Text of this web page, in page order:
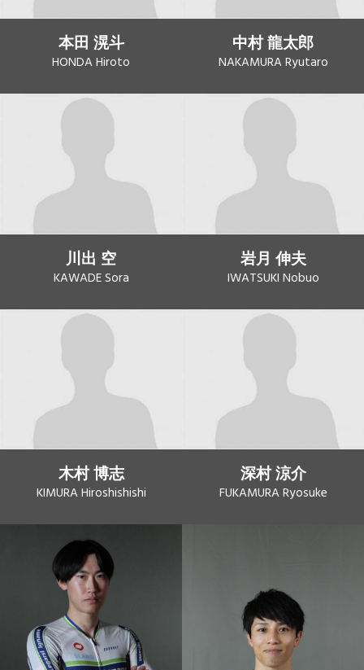
本田 滉斗
HONDA Hiroto
中村 龍太郎
NAKAMURA Ryutaro
川出 空
KAWADE Sora
岩月 伸夫
IWATSUKI Nobuo
木村 博志
KIMURA Hiroshishishi
深村 涼介
FUKAMURA Ryosuke